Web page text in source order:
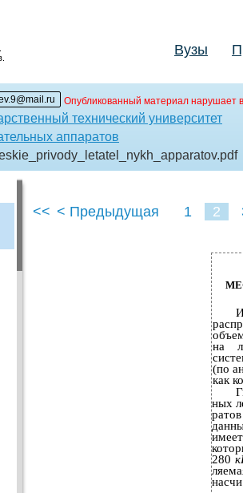
Вузы
Опубликованный материал нарушает
технический университет
аппаратов
.pdf
<< < Предыдущая 1 2
на
(по
как
ных
280
насчи­